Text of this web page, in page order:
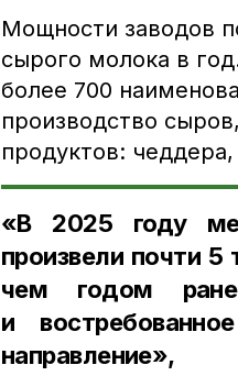
Мощности заводов
сырого молока в
более 700
производство
продуктов:
«В 2025 году
произвели почти
чем годом
и
направление»,